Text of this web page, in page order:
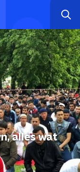
alles wat